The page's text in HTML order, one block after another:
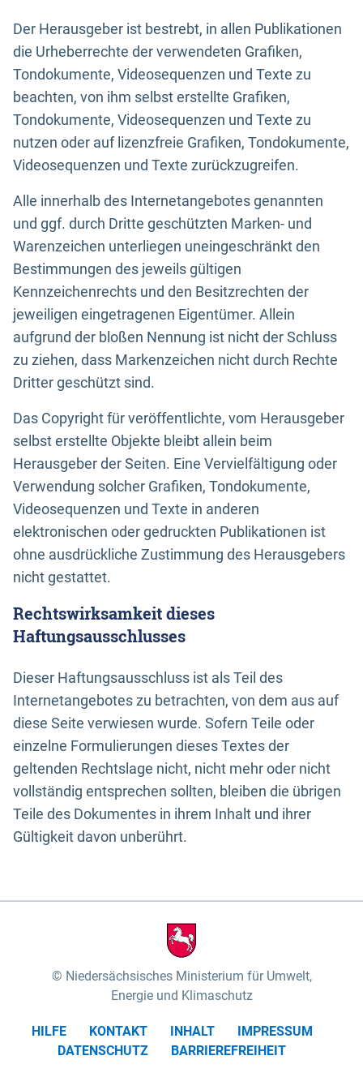
Der Herausgeber ist bestrebt, in allen Publikationen
die Urheberrechte der verwendeten Grafiken,
Tondokumente, Videosequenzen und Texte zu
beachten, von ihm selbst erstellte Grafiken,
Tondokumente, Videosequenzen und Texte zu
nutzen oder auf lizenzfreie Grafiken, Tondokumente,
Videosequenzen und Texte zurückzugreifen.
Alle innerhalb des Internetangebotes genannten
und ggf. durch Dritte geschützten Marken- und
Warenzeichen unterliegen uneingeschränkt den
Bestimmungen des jeweils gültigen
Kennzeichenrechts und den Besitzrechten der
jeweiligen eingetragenen Eigentümer. Allein
aufgrund der bloßen Nennung ist nicht der Schluss
zu ziehen, dass Markenzeichen nicht durch Rechte
Dritter geschützt sind.
Das Copyright für veröffentlichte, vom Herausgeber
selbst erstellte Objekte bleibt allein beim
Herausgeber der Seiten. Eine Vervielfältigung oder
Verwendung solcher Grafiken, Tondokumente,
Videosequenzen und Texte in anderen
elektronischen oder gedruckten Publikationen ist
ohne ausdrückliche Zustimmung des Herausgebers
nicht gestattet.
Rechtswirksamkeit dieses
Haftungsausschlusses
Dieser Haftungsausschluss ist als Teil des
Internetangebotes zu betrachten, von dem aus auf
diese Seite verwiesen wurde. Sofern Teile oder
einzelne Formulierungen dieses Textes der
geltenden Rechtslage nicht, nicht mehr oder nicht
vollständig entsprechen sollten, bleiben die übrigen
Teile des Dokumentes in ihrem Inhalt und ihrer
Gültigkeit davon unberührt.
Niedersächsisches Ministerium für Umwelt,
Energie und Klimaschutz
HILFE KONTAKT INHALT
IMPRESSUM
DATENSCHUTZ
BARRIEREFREIHEIT